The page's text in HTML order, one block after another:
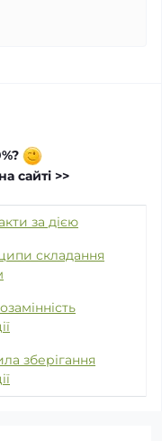
сайті >>
за дією
складання
зберігання